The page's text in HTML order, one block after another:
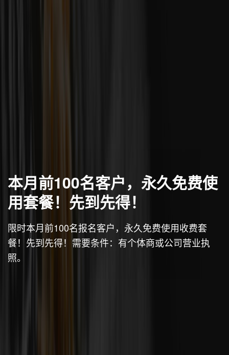
本月前100名客户，永久免费使
用套餐！先到先得！
限时本月前100名报名客户，永久免费使用收费套
餐！先到先得！需要条件：有个体商或公司营业执
照。